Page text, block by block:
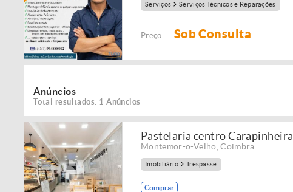
Serviços Serviços Técnicos e Reparações
Preço: Sob Consulta
Anúncios
Total resultados: 1 Anúncios
Pastelaria centro Carapinheira
Montemor-o-Velho ,Coimbra
Imobiliário Trespasse
Comprar